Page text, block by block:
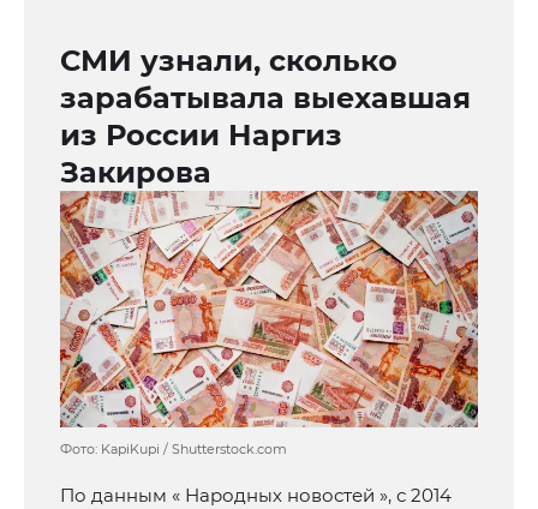
СМИ узнали, сколько
зарабатывала выехавшая
из России Наргиз
Закирова
Фото: KapiKupi / Shutterstock.com
По данным « Народных новостей », с 2014